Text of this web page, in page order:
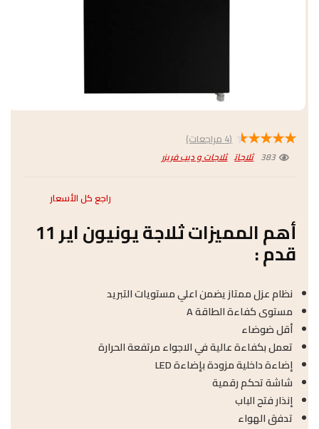
★
★
★
★
★
(
4مراجعات)
383 ثلاجات ثلاجات و ديب فريزر
راجع كل الأسعار
أهم المميزات ثلاجة يونيون اير 11
قدم :
نظام عزل ممتاز يضمن اعلي مستويات التبريد
مستوى كفاءة الطاقة A
أقل ضوضاء
تعمل بكفاءة عالية في الاجواء مرتفعة الحرارة
إضاءة داخلية مزودة بإضاءة LED
شاشة تحكم رقمية
إنذار فتح الباب
تدفق الهواء